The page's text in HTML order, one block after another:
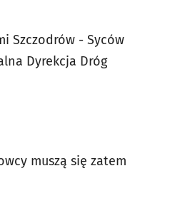
Szczodrów - Syców
Dyrekcja Dróg
muszą się zatem